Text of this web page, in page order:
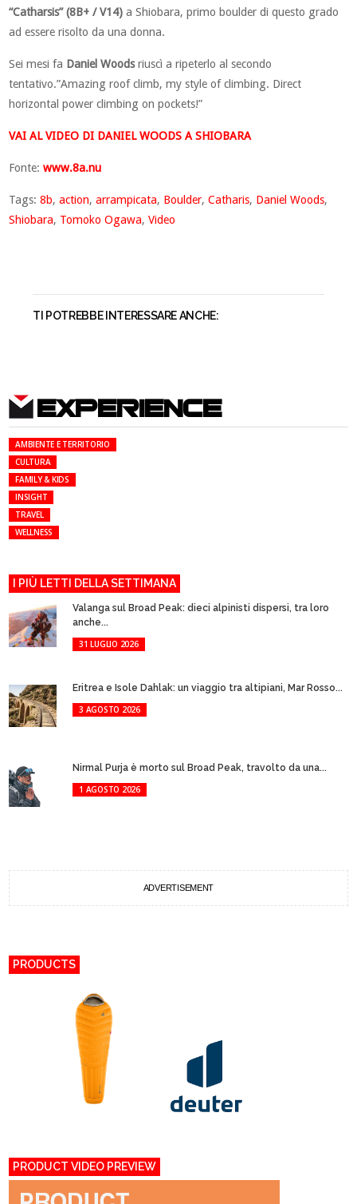
“Catharsis” (8B+ / V14) a Shiobara, primo boulder di questo grado
ad essere risolto da una donna.
Sei mesi fa Daniel Woodsriuscì a ripeterlo al secondo
tentativo.”Amazing roof climb, my style of climbing. Direct
horizontal power climbing on pockets!”
VAI AL VIDEO DI DANIEL WOODS A SHIOBARA
Fonte:www.8a.nu
Tags:8b,action,arrampicata, Boulder,Catharis, Daniel Woods,
Shiobara, Tomoko Ogawa,Video
TI POTREBBE INTERESSARE ANCHE:
EXPERIENCE
AMBIENTE E TERRITORIO
CULTURA
FAMILY & KIDS
INSIGHT
TRAVEL
WELLNESS
I PIÙ LETTI DELLA SETTIMANA
Valanga sul Broad Peak: dieci alpinisti dispersi, tra loro
anche...
31 LUGLIO 2026
Eritrea e Isole Dahlak: un viaggio tra altipiani, Mar Rosso...
3 AGOSTO 2026
Nirmal Purja è morto sul Broad Peak, travolto da una...
1 AGOSTO 2026
ADVERTISEMENT
PRODUCTS
PRODUCT VIDEO PREVIEW